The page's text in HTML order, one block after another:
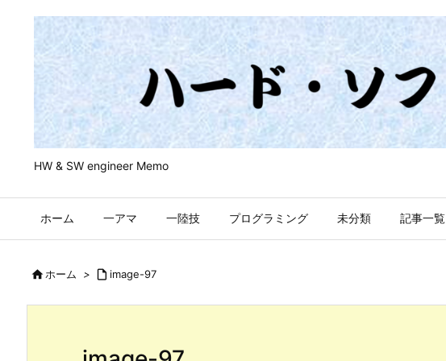
HW & SW engineer Memo
ホーム 一アマ 一陸技 プログラミング 未分類 記事一覧
ホーム >  image-97